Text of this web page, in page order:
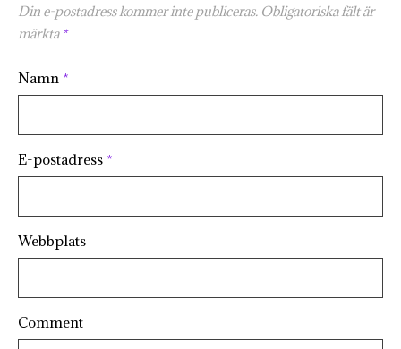
Din e-postadress kommer inte publiceras. Obligatoriska fält är
märkta *
Namn *
E-postadress *
Webbplats
Comment